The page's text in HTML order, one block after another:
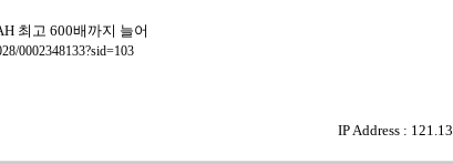
최고 600배까지 늘어
0002348133?sid=103
IP Address :